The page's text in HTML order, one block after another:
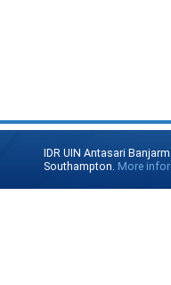
IDR UIN Antasari
Southampton. More